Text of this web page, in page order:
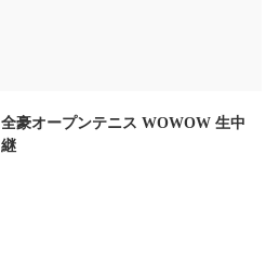
全豪オープンテニス WOWOW 生中
継